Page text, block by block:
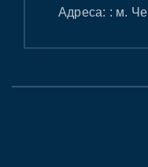
Адреса: : м.